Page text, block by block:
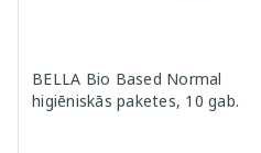
BELLA Bio Based Normal
higiēniskās paketes, 10 gab.